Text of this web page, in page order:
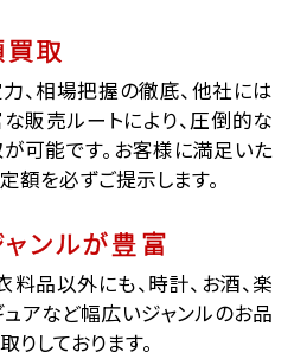
取
、相場把握の徹底、他社には
販売ルートにより、圧倒的な
可能です。お客様に満足いた
額を必ずご提示します。
ンルが豊富
料品以外にも、時計、お酒、楽
ュアなど幅広いジャンルのお品
りしております。